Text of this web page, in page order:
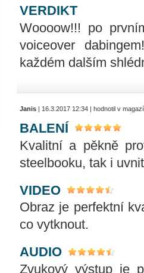
VERDIKT
Woooow!!! po
voiceover
každém dalším
Janis | 16.3.2017 12:34 | hodnotil v
BALENÍ
Kvalitní a pěkně
steelbooku, tak i
VIDEO
Obraz je perfektní
co vytknout.
AUDIO
Zvukový výstup je